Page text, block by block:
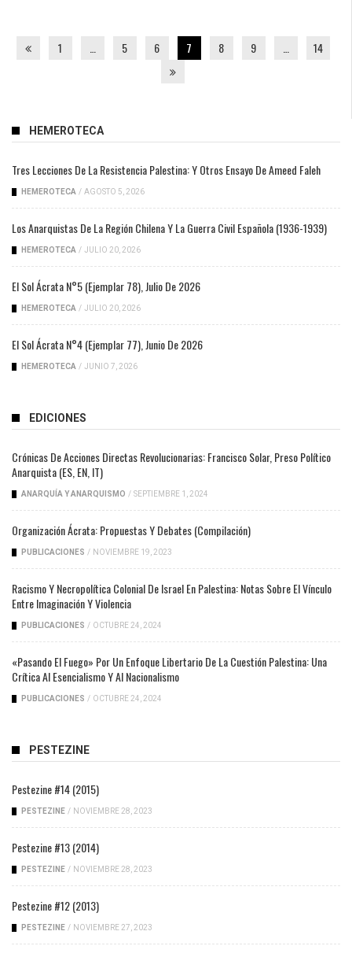
1 5 6 7 8 9 14
HEMEROTECA
Tres Lecciones De La Resistencia Palestina: Y Otros Ensayo De Ameed Faleh
HEMEROTECA / AGOSTO 5, 2026
Los Anarquistas De La Región Chilena Y La Guerra Civil Española (1936-1939)
HEMEROTECA / JULIO 20, 2026
El Sol Ácrata N°5 (ejemplar 78), Julio De 2026
HEMEROTECA / JULIO 20, 2026
El Sol Ácrata N°4 (ejemplar 77), Junio De 2026
HEMEROTECA / JUNIO 7, 2026
EDICIONES
Crónicas De Acciones Directas Revolucionarias: Francisco Solar, Preso Político
Anarquista (ES, EN, IT)
ANARQUÍA Y ANARQUISMO / SEPTIEMBRE 1, 2024
Organización Ácrata: Propuestas Y Debates (compilación)
PUBLICACIONES / NOVIEMBRE 19, 2023
Racismo Y Necropolítica Colonial De Israel En Palestina: Notas Sobre El Vínculo
Entre Imaginación Y Violencia
PUBLICACIONES / OCTUBRE 24, 2024
«Pasando El Fuego» Por Un Enfoque Libertario De La Cuestión Palestina: Una
Crítica Al Esencialismo Y Al Nacionalismo
PUBLICACIONES / OCTUBRE 24, 2024
PESTEZINE
Pestezine #14 (2015)
PESTEZINE / NOVIEMBRE 28, 2023
Pestezine #13 (2014)
PESTEZINE / NOVIEMBRE 28, 2023
Pestezine #12 (2013)
PESTEZINE / NOVIEMBRE 27, 2023